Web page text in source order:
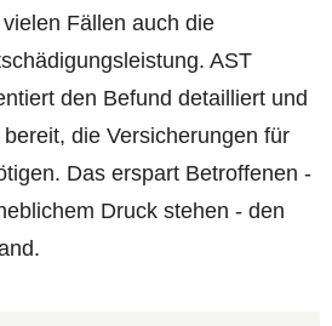
Fällen auch die
AST
den Befund detailliert und
die Versicherungen für
Das erspart Betroffenen -
Druck stehen - den